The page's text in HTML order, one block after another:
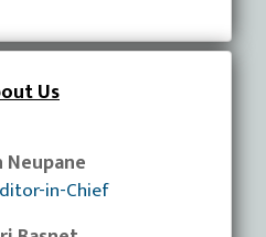
Us
in-Chief